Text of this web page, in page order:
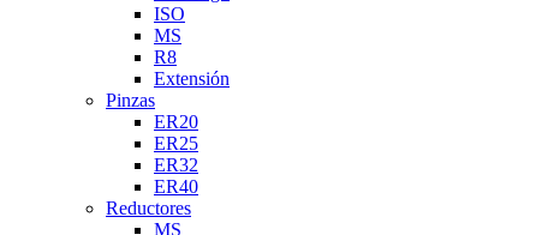
ISO
MS
R8
Extensión
Pinzas
ER20
ER25
ER32
ER40
Reductores
MS